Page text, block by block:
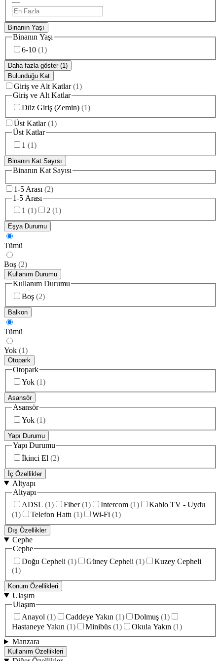
Binanın Yaşı
Binanın Yaşı
6-10 (1)
Daha fazla göster (1)
Bulunduğu Kat
Giriş ve Alt Katlar (1)
Giriş ve Alt Katlar
Düz Giriş (Zemin) (1)
Üst Katlar (1)
Üst Katlar
1 (1)
Binanın Kat Sayısı
Binanın Kat Sayısı
1-5 Arası (2)
1-5 Arası
1 (1) 2 (1)
Eşya Durumu
Tümü
Boş (2)
Kullanım Durumu
Kullanım Durumu
Boş (2)
Balkon
Tümü
Yok (1)
Otopark
Otopark
Yok (1)
Asansör
Asansör
Yok (1)
Yapı Durumu
Yapı Durumu
İkinci El (2)
İç Özellikler
Altyapı
Altyapı
ADSL (1) Fiber (1) Intercom (1)
Kablo TV - Uydu
(1) Telefon Hattı (1) Wi-Fi (1)
Dış Özellikler
Cephe
Cephe
Doğu Cepheli (1) Güney Cepheli (1)
Kuzey Cepheli
(1)
Konum Özellikleri
Ulaşım
Ulaşım
Anayol (1) Caddeye Yakın (1) Dolmuş (1)
Hastaneye Yakın (1) Minibüs (1) Okula Yakın (1)
Manzara
Kullanım Özellikleri